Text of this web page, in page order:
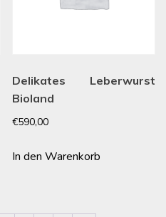
Delikates Leberwurst
Bioland
€590,00
In den Warenkorb